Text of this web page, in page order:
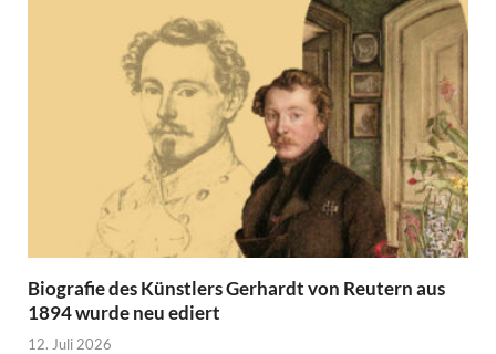
Biografie des Künstlers Gerhardt von Reutern aus
1894 wurde neu ediert
12. Juli 2026